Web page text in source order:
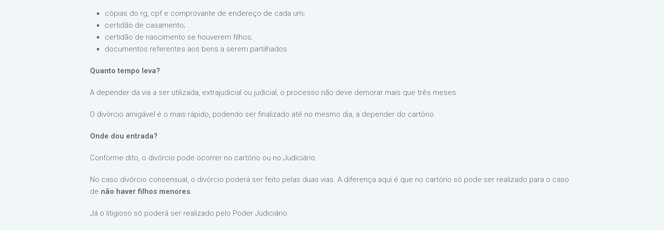
cópias do rg, cpf e comprovante de endereço de cada um;
certidão de casamento;
certidão de nascimento se houverem filhos;
documentos referentes aos bens a serem partilhados.
Quanto tempo leva?
A depender da via a ser utilizada, extrajudicial ou judicial, o processo não deve demorar mais que três meses.
O divórcio amigável é o mais rápido, podendo ser finalizado até no mesmo dia, a depender do cartório.
Onde dou entrada?
Conforme dito, o divórcio pode ocorrer no cartório ou no Judiciário.
No caso divórcio consensual, o divórcio poderá ser feito pelas duas vias. A diferença aqui é que no cartório só pode ser realizado para o caso
de não haver filhos menores.
Já o litigioso só poderá ser realizado pelo Poder Judiciário.